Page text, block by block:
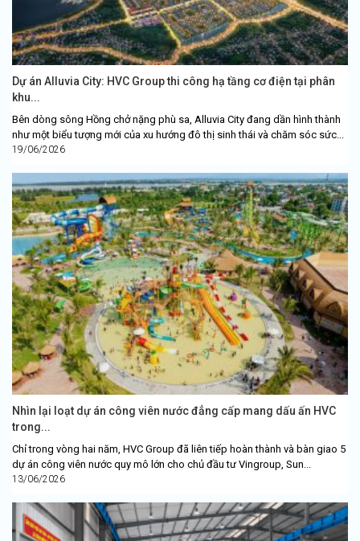
Dự án Alluvia City: HVC Group thi công hạ tầng cơ điện tại phân
khu...
Bên dòng sông Hồng chở nặng phù sa, Alluvia City đang dần hình thành
như một biểu tượng mới của xu hướng đô thị sinh thái và chăm sóc sức...
19/06/2026
Nhìn lại loạt dự án công viên nước đẳng cấp mang dấu ấn HVC
trong...
Chỉ trong vòng hai năm, HVC Group đã liên tiếp hoàn thành và bàn giao 5
dự án công viên nước quy mô lớn cho chủ đầu tư Vingroup, Sun...
13/06/2026